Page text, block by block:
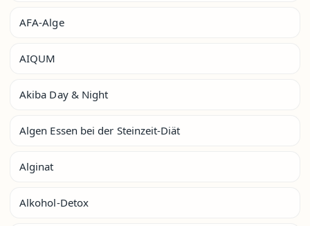
AFA-Alge
AIQUM
Akiba Day & Night
Algen Essen bei der Steinzeit-Diät
Alginat
Alkohol-Detox